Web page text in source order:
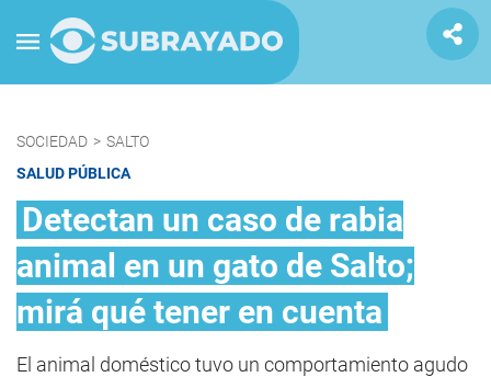
SOCIEDAD > SALTO
SALUD PÚBLICA
Detectan un caso de rabia
animal en un gato de Salto;
mirá qué tener en cuenta
El animal doméstico tuvo un comportamiento agudo